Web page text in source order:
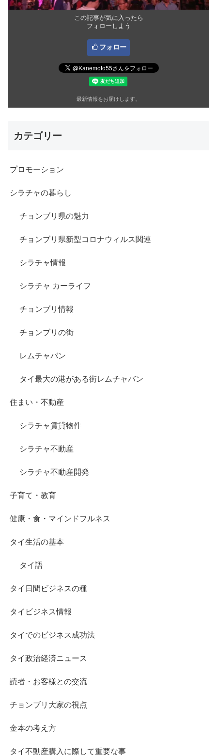
この記事が気に入ったら
フォローしよう
フォロー
最新情報をお届けします。
カテゴリー
プロモーション
シラチャの暮らし
チョンブリ県の魅力
チョンブリ県新型コロナウィルス関連
シラチャ情報
シラチャ カーライフ
チョンブリ情報
チョンブリの街
レムチャバン
タイ最大の港がある街レムチャバン
住まい・不動産
シラチャ賃貸物件
シラチャ不動産
シラチャ不動産開発
子育て・教育
健康・食・マインドフルネス
タイ生活の基本
タイ語
タイ日間ビジネスの種
タイビジネス情報
タイでのビジネス成功法
タイ政治経済ニュース
読者・お客様との交流
チョンブリ大家の視点
金本の考え方
タイ不動産購入に際して重要な事